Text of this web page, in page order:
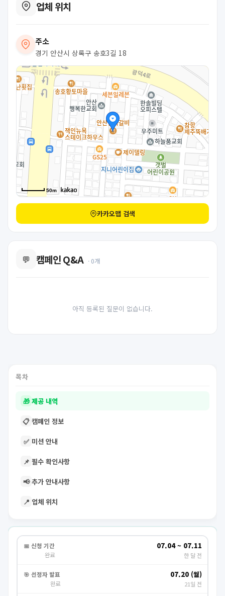
업체 위치
주소
경기 안산시 상록구 송호3길 18
50m
카카오맵 검색
💬 캠페인 Q&A · 0개
아직 등록된 질문이 없습니다.
목차
🎁 제공 내역
📋 캠페인 정보
✅ 미션 안내
📌 필수 확인사항
📢 추가 안내사항
📍 업체 위치
📅 신청 기간
완료
07.04 ~ 07.11
한 달 전
🎯 선정자 발표
완료
07.20 (월)
21일 전